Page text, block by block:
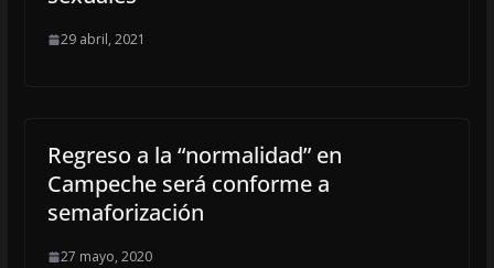
29 abril, 2021
Regreso a la “normalidad” en
Campeche será conforme a
semaforización
27 mayo, 2020